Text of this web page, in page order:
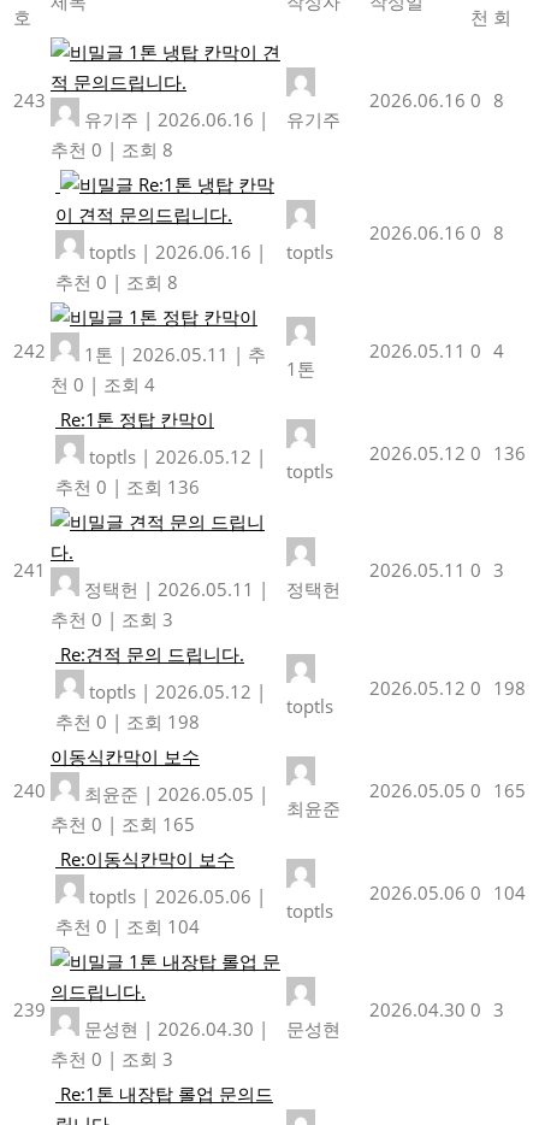
호
천 회
243
1톤 냉탑 칸막이 견
적 문의드립니다.
유기주 | 2026.06.16 |
추천 0 | 조회 8
유기주
2026.06.16 0 8
Re:1톤 냉탑 칸막
이 견적 문의드립니다.
toptls | 2026.06.16 |
추천 0 | 조회 8
toptls
2026.06.16 0 8
242
1톤 정탑 칸막이
1톤 | 2026.05.11 | 추
천 0 | 조회 4
1톤
2026.05.11 0 4
Re:1톤 정탑 칸막이
toptls | 2026.05.12 |
추천 0 | 조회 136
toptls
2026.05.12 0 136
241
견적 문의 드립니
다.
정택헌 | 2026.05.11 |
추천 0 | 조회 3
정택헌
2026.05.11 0 3
Re:견적 문의 드립니다.
toptls | 2026.05.12 |
추천 0 | 조회 198
toptls
2026.05.12 0 198
240
이동식칸막이 보수
최윤준 | 2026.05.05 |
추천 0 | 조회 165
최윤준
2026.05.05 0 165
Re:이동식칸막이 보수
toptls | 2026.05.06 |
추천 0 | 조회 104
toptls
2026.05.06 0 104
239
1톤 내장탑 롤업 문
의드립니다.
문성현 | 2026.04.30 |
추천 0 | 조회 3
문성현
2026.04.30 0 3
Re:1톤 내장탑 롤업 문의드